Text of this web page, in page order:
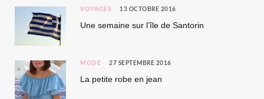
VOYAGES 13 OCTOBRE 2016
Une semaine sur l’île de Santorin
MODE 27 SEPTEMBRE 2016
La petite robe en jean